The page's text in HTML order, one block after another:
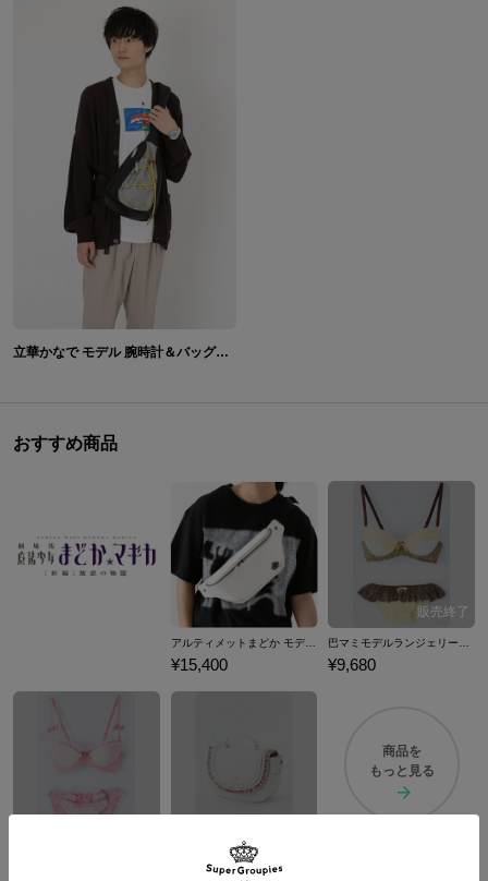
立華かなで モデル 腕時計＆バッグ＆ネックレス Angel Beats! -1st beat-
おすすめ商品
アルティメットまどか モデル ボディバッグ 魔法少女まどか☆マギカ
¥15,400 ¥9,680
¥10,780
商品を
もっと見る